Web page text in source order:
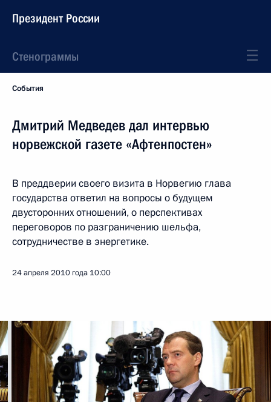
Президент России
Стенограммы
События
Дмитрий Медведев дал интервью
норвежской газете «Афтенпостен»
В преддверии своего визита в Норвегию глава
государства ответил на вопросы о будущем
двусторонних отношений, о перспективах
переговоров по разграничению шельфа,
сотрудничестве в энергетике.
24 апреля 2010 года 10:00